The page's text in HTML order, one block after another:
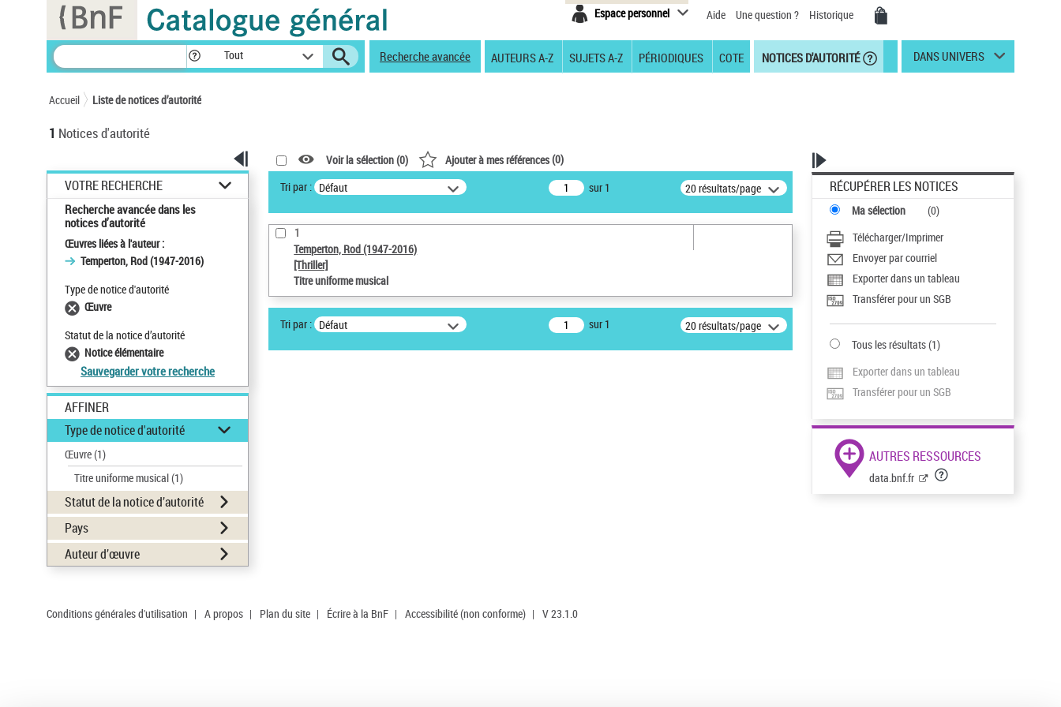
Espace personnel Aide Une question ? Historique
Tout Recherche avancée AUTEURS A-Z SUJETS A-Z PÉRIODIQUES COTE NOTICES D'AUTORITÉ DANS UNIVERS
Accueil Liste de notices d’autorité
1 Notices d'autorité
VOTRE RECHERCHE
Recherche avancée dans les
notices d’autorité
Œuvres liées à l'auteur :
Temperton, Rod (1947-2016)
Type de notice d'autorité
Œuvre
Statut de la notice d’autorité
Notice élémentaire
Sauvegarder votre recherche
AFFINER
Type de notice d'autorité
Œuvre(1)
Titre uniforme musical(1)
Statut de la notice d’autorité
Pays
Auteur d’œuvre
Voir la sélection (0) Ajouter à mes références(0)
Tri par : Défaut sur 1 20 résultats/page
1
Temperton, Rod (1947-2016)
[Thriller]
Titre uniforme musical
Tri par : Défaut sur 1 20 résultats/page
RÉCUPÉRER LES NOTICES
Ma sélection (0)
Télécharger/Imprimer
Envoyer par courriel
Exporter dans un tableau
Transférer pour un SGB
Tous les résultats(1)
Exporter dans un tableau
Transférer pour un SGB
AUTRES RESSOURCES
data.bnf.fr
Conditions générales d'utilisation | A propos | Plan du site | Écrire à la BnF | Accessibilité (non conforme) | V 23.1.0
Panneau de gestion des cookies